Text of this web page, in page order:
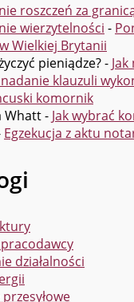
roszczeń za
wierzytelności -
Wielkiej Brytanii
pieniądze?-
klauzuli
komornik
Whatt- Jak wybrać
Egzekucja z aktu
działalności